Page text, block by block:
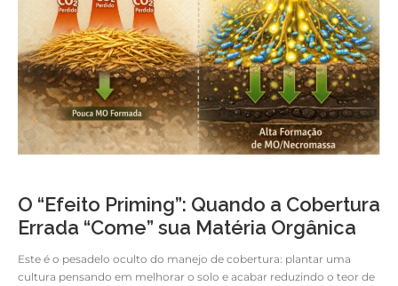
O “Efeito Priming”: Quando a Cobertura
Errada “Come” sua Matéria Orgânica
Este é o pesadelo oculto do manejo de cobertura: plantar uma
cultura pensando em melhorar o solo e acabar reduzindo o teor de